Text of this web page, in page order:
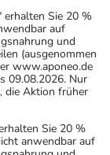
erhalten Sie 20 %
auf
und
(ausgenommen
www.aponeo.de
09.08.2026. Nur
die Aktion früher
Sie 20 %
anwendbar auf